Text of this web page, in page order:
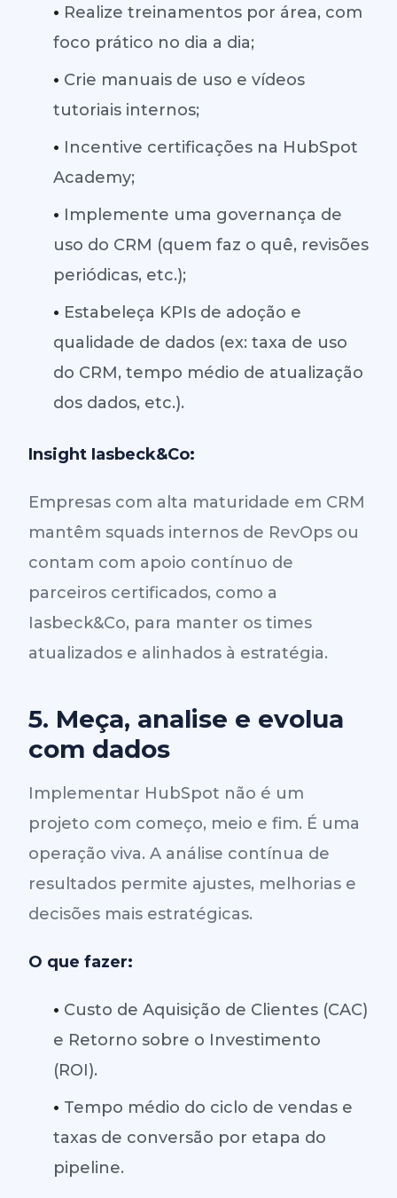
• Realize treinamentos por área, com
foco prático no dia a dia;
• Crie manuais de uso e vídeos
tutoriais internos;
• Incentive certificações na HubSpot
Academy;
• Implemente uma governança de
uso do CRM (quem faz o quê, revisões
periódicas, etc.);
• Estabeleça KPIs de adoção e
qualidade de dados (ex: taxa de uso
do CRM, tempo médio de atualização
dos dados, etc.).
Insight Iasbeck&Co:
Empresas com alta maturidade em CRM
mantêm squads internos de RevOps ou
contam com apoio contínuo de
parceiros certificados, como a
Iasbeck&Co, para manter os times
atualizados e alinhados à estratégia.
5. Meça, analise e evolua
com dados
Implementar HubSpot não é um
projeto com começo, meio e fim. É uma
operação viva. A análise contínua de
resultados permite ajustes, melhorias e
decisões mais estratégicas.
O que fazer:
• Custo de Aquisição de Clientes (CAC)
e Retorno sobre o Investimento
(ROI).
• Tempo médio do ciclo de vendas e
taxas de conversão por etapa do
pipeline.